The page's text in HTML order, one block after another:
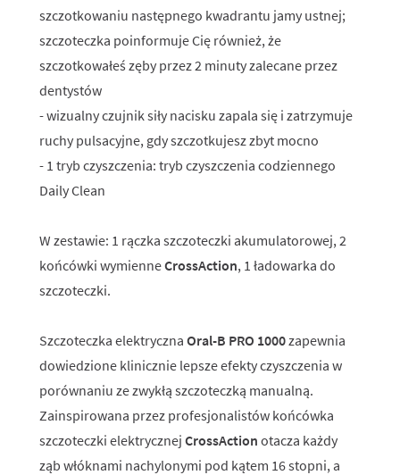
szczotkowaniu następnego kwadrantu jamy ustnej;
szczoteczka poinformuje Cię również, że
szczotkowałeś zęby przez 2 minuty zalecane przez
dentystów
- wizualny czujnik siły nacisku zapala się i zatrzymuje
ruchy pulsacyjne, gdy szczotkujesz zbyt mocno
- 1 tryb czyszczenia: tryb czyszczenia codziennego
Daily Clean
W zestawie: 1 rączka szczoteczki akumulatorowej, 2
końcówki wymienneCrossAction, 1 ładowarka do
szczoteczki.
Szczoteczka elektryczna Oral-B PRO 1000zapewnia
dowiedzione klinicznie lepsze efekty czyszczenia w
porównaniu ze zwykłą szczoteczką manualną.
Zainspirowana przez profesjonalistów końcówka
szczoteczki elektrycznej CrossAction otacza każdy
ząb włóknami nachylonymi pod kątem 16 stopni, a